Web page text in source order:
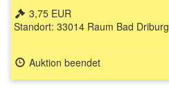
3,75 EUR
Standort: 33014 Raum Bad Driburg
Auktion beendet